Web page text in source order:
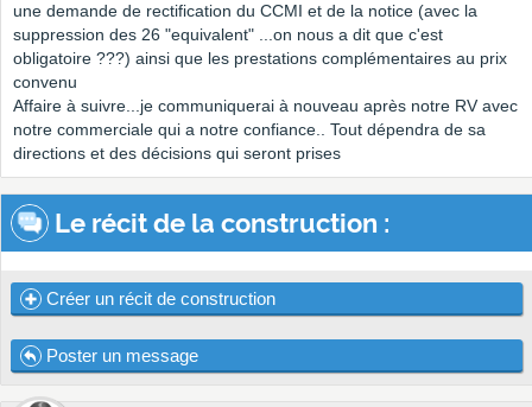
une demande de rectification du CCMI et de la notice (avec la
suppression des 26 "equivalent" ...on nous a dit que c'est
obligatoire ???) ainsi que les prestations complémentaires au prix
convenu
Affaire à suivre...je communiquerai à nouveau après notre RV avec
notre commerciale qui a notre confiance.. Tout dépendra de sa
directions et des décisions qui seront prises
Le récit de la construction :
Créer un récit de construction
Poster un message